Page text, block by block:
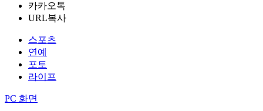
카카오톡
URL복사
스포츠
연예
포토
라이프
PC 화면